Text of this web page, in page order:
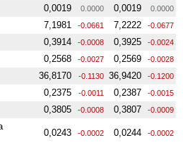
0,0019 0.0000 0,0019 0.0000
7,1981 -0.0661 7,2222 -0.0677
0,3914 -0.0008 0,3925 -0.0024
0,2568 -0.0027 0,2569 -0.0028
36,8170 -0.1130 36,9420 -0.1200
0,2375 -0.0011 0,2387 -0.0015
0,3805 -0.0008 0,3807 -0.0009
0,0243 -0.0002 0,0244 -0.0002